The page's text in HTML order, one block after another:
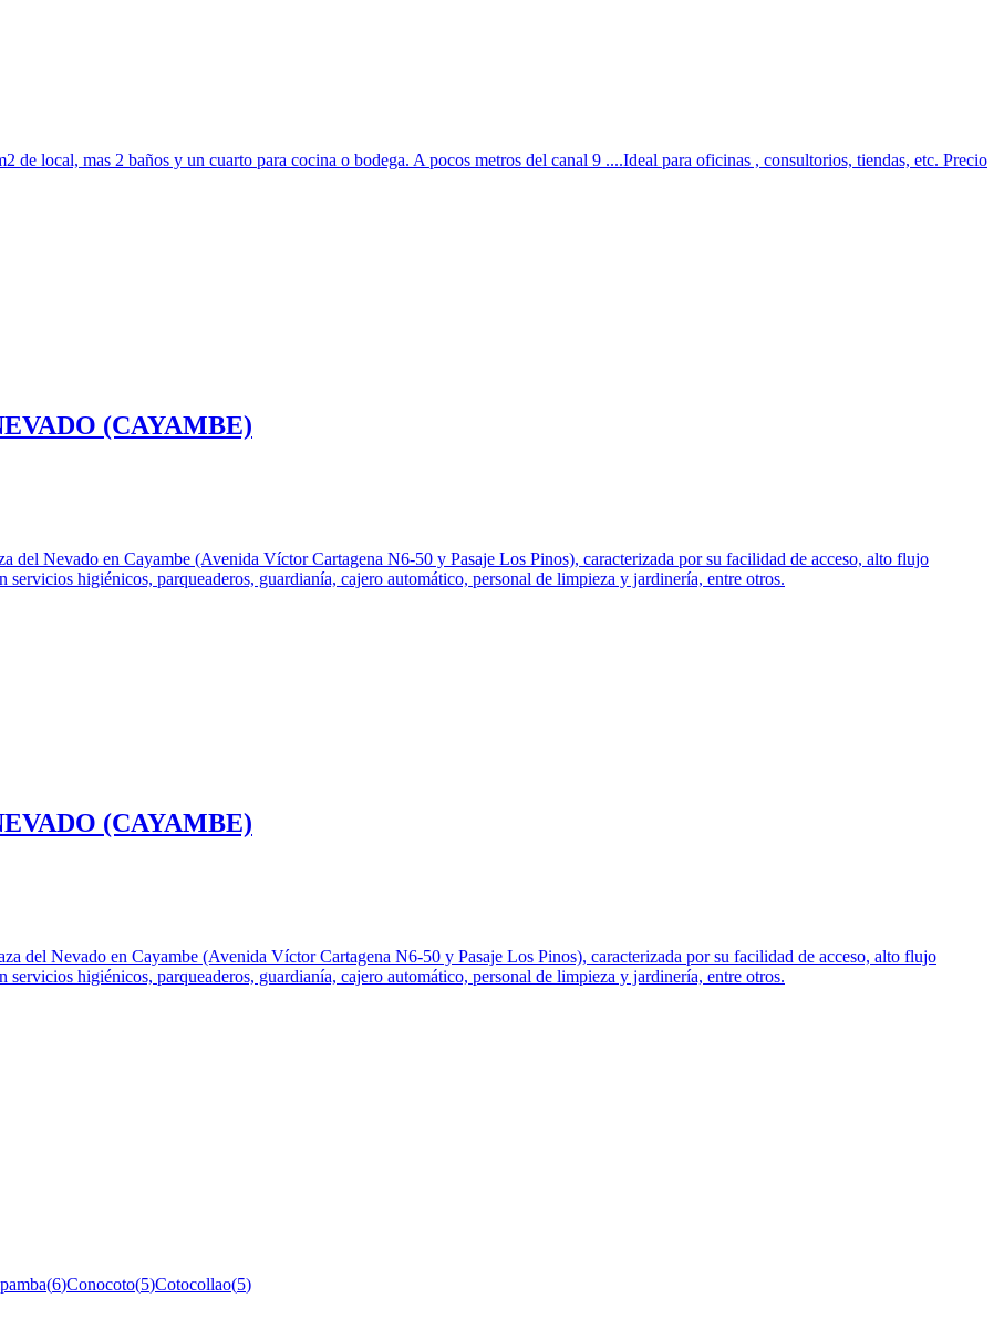
de local, mas 2 baños y un cuarto para cocina o bodega. A pocos metros del canal 9 ....Ideal para oficinas , consultorios, tiendas, etc. Precio
(CAYAMBE)
del Nevado en Cayambe (Avenida Víctor Cartagena N6-50 y Pasaje Los Pinos), caracterizada por su facilidad de acceso, alto flujo
servicios higiénicos, parqueaderos, guardianía, cajero automático, personal de limpieza y jardinería, entre otros.
(CAYAMBE)
del Nevado en Cayambe (Avenida Víctor Cartagena N6-50 y Pasaje Los Pinos), caracterizada por su facilidad de acceso, alto flujo
servicios higiénicos, parqueaderos, guardianía, cajero automático, personal de limpieza y jardinería, entre otros.
(6)Conocoto(5)Cotocollao(5)